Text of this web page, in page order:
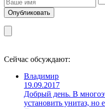
Сейчас обсуждают:
Владимир
19.09.2017
Добрый день. В
установить унитаз, но